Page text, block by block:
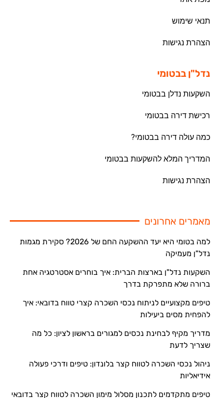
תנאי שימוש
הצהרת נגישות
נדל"ן בבטומי
השקעות נדלן בבטומי
רכישת דירה בבטומי
כמה עולה דירה בבטומי?
המדריך המלא להשקעות בבטומי
הצהרת נגישות
מאמרים אחרונים
למה בטומי היא יעד ההשקעה החם של 2026? סקירת מגמות
נדל"ן מעמיקה
השקעות נדל"ן בארצות הברית: איך בוחרים אסטרטגיה אחת
ברורה שלא מתפרקת בדרך
טיפים מקצועיים לניתוח נכסי השכרה קצרי טווח בדובאי: איך
להפחית מסים ביעילות
מדריך מקיף לבחינת נכסים למגורים בראשון לציון: כל מה
שצריך לדעת
ניהול נכסי השכרה לטווח קצר בלונדון: טיפים ודרכי פעולה
אידיאליות
טיפים מתקדמים לתכנון מסלול מימון השכרה לטווח קצר בדובאי